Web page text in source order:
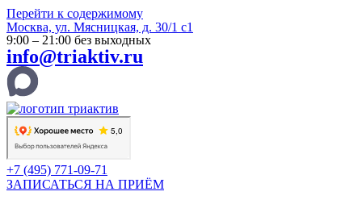
Перейти к содержимому
Москва, ул. Мясницкая, д. 30/1 с1
9:00 – 21:00 без выходных
info@triaktiv.ru
+7 (495) 771-09-71
ЗАПИСАТЬСЯ НА ПРИЁМ